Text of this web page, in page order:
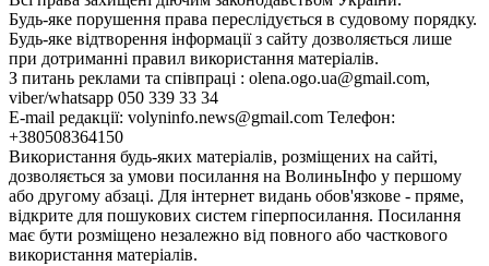
Будь-яке порушення права переслідується в судовому порядку.
Будь-яке відтворення інформації з сайту дозволяється лише
при дотриманні правил використання матеріалів.
З питань реклами та співпраці : olena.ogo.ua@gmail.com,
viber/whatsapp 050 339 33 34
E-mail редакції: volyninfo.news@gmail.com Телефон:
+380508364150
Використання будь-яких матеріалів, розміщених на сайті,
дозволяється за умови посилання на ВолиньІнфо у першому
або другому абзаці. Для інтернет видань обов'язкове - пряме,
відкрите для пошукових систем гіперпосилання. Посилання
має бути розміщено незалежно від повного або часткового
використання матеріалів.